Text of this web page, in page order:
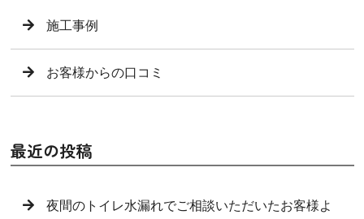
施工事例
お客様からの口コミ
最近の投稿
夜間のトイレ水漏れでご相談いただいたお客様よ